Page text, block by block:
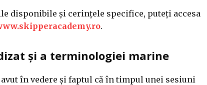
disponibile și cerințele specifice, puteți accesa
.​
și a terminologiei marine
în vedere și faptul că în timpul unei sesiuni